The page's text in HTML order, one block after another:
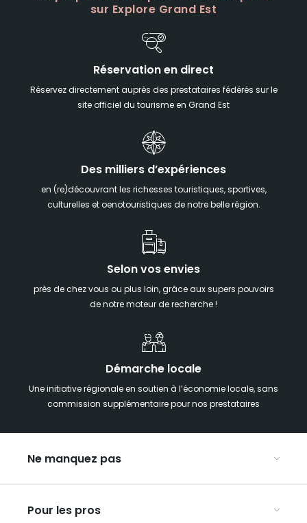
sur Explore Grand Est
Réservation en direct
Réservez directement auprès des prestataires fédérés sur le
site officiel du tourisme en Grand Est
Des milliers d’expériences
en (re)découvrant les richesses touristiques, sportives,
culturelles et oenotouristiques de notre belle région.
Selon vos envies
près de chez vous ou plus loin, grâce aux supers pouvoirs
de notre moteur de recherche !
Démarche locale
Une initiative régionale en soutien à l’économie locale, sans
commission supplémentaire pour nos prestataires
Ne manquez pas
Week-end insolite en Grand Est
Pour les pros